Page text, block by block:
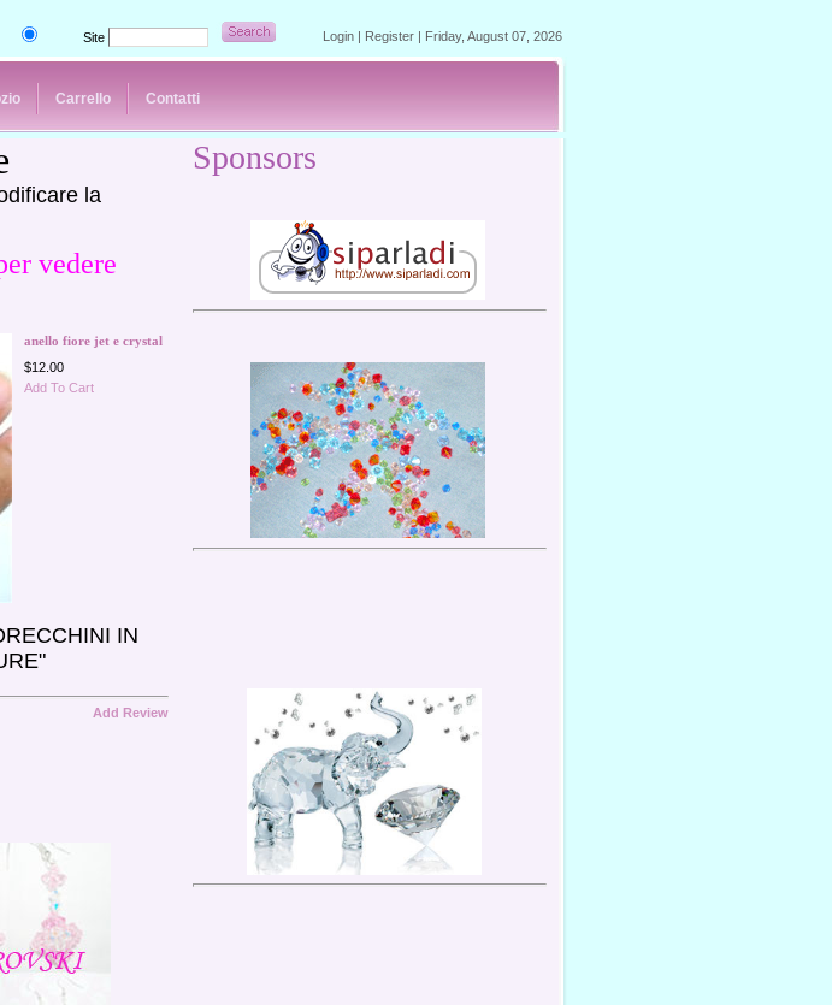
Site Login| Register| Friday, August 07, 2026
Carrello Contatti
la
vedere
anello fiore jet e crystal
$12.00
Add To Cart
IN
Add Review
Sponsors